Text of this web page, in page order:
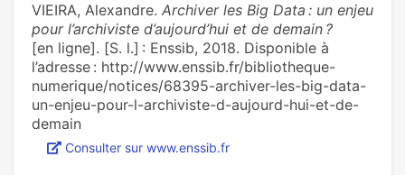
VIEIRA, Alexandre. Archiver les Big Data : un enjeu
pour l’archiviste d’aujourd’hui et de demain ?
[en ligne]. [S. l.] : Enssib, 2018. Disponible à
l’adresse : http://www.enssib.fr/bibliotheque-
numerique/notices/68395-archiver-les-big-data-
un-enjeu-pour-l-archiviste-d-aujourd-hui-et-de-
demain
Consulter sur www.enssib.fr